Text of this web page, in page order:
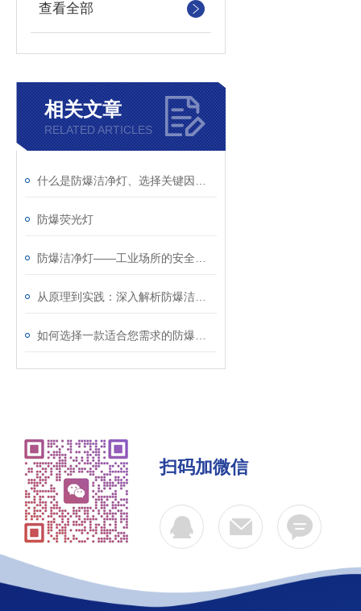
查看全部
相关文章
RELATED ARTICLES
防爆荧光灯
扫码加微信